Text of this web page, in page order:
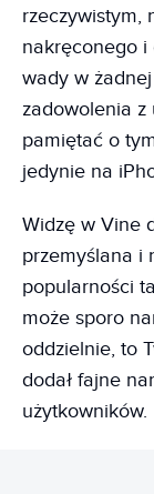
rzeczywistym,
nakręconego i
wady w
zadowolenia z
pamiętać o
jedynie na
Widzę w Vine
przemyślana i
popularności
może sporo
oddzielnie, to
dodał fajne
użytkowników.